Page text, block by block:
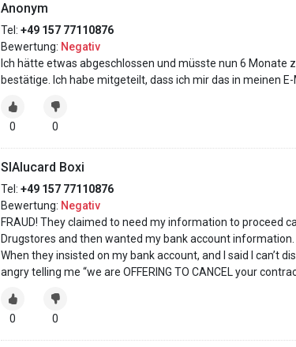
Anonym
Tel: +49 157 77110876
Bewertung: Negativ
Ich hätte etwas abgeschlossen und müsste nun 6 Monate
bestätige. Ich habe mitgeteilt, dass ich mir das in meinen
0 0
SIAlucard Boxi
Tel: +49 157 77110876
Bewertung: Negativ
FRAUD! They claimed to need my information to proceed
Drugstores and then wanted my bank account
When they insisted on my bank account, and I said I can’t
angry telling me “we are OFFERING TO CANCEL your
0 0